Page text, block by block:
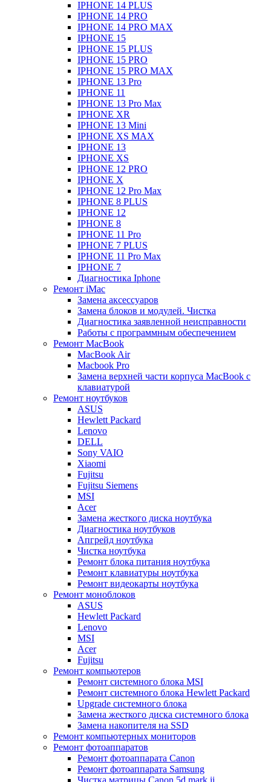
IPHONE 14 PLUS
IPHONE 14 PRO
IPHONE 14 PRO MAX
IPHONE 15
IPHONE 15 PLUS
IPHONE 15 PRO
IPHONE 15 PRO MAX
IPHONE 13 Pro
IPHONE 11
IPHONE 13 Pro Max
IPHONE XR
IPHONE 13 Mini
IPHONE XS MAX
IPHONE 13
IPHONE XS
IPHONE 12 PRO
IPHONE X
IPHONE 12 Pro Max
IPHONE 8 PLUS
IPHONE 12
IPHONE 8
IPHONE 11 Pro
IPHONE 7 PLUS
IPHONE 11 Pro Max
IPHONE 7
Диагностика Iphone
Ремонт iMac
Замена аксессуаров
Замена блоков и модулей. Чистка
Диагностика заявленной неисправности
Работы с программным обеспечением
Ремонт MacBook
MacBook Air
Macbook Pro
Замена верхней части корпуса MacBook с
клавиатурой
Ремонт ноутбуков
ASUS
Hewlett Packard
Lenovo
DELL
Sony VAIO
Xiaomi
Fujitsu
Fujitsu Siemens
MSI
Acer
Замена жесткого диска ноутбука
Диагностика ноутбуков
Апгрейд ноутбука
Чистка ноутбука
Ремонт блока питания ноутбука
Ремонт клавиатуры ноутбука
Ремонт видеокарты ноутбука
Ремонт моноблоков
ASUS
Hewlett Packard
Lenovo
MSI
Acer
Fujitsu
Ремонт компьютеров
Ремонт системного блока MSI
Ремонт системного блока Hewlett Packard
Upgrade системного блока
Замена жесткого диска системного блока
Замена накопителя на SSD
Ремонт компьютерных мониторов
Ремонт фотоаппаратов
Ремонт фотоаппарата Canon
Ремонт фотоаппарата Samsung
Чистка матрицы Canon 5d mark ii